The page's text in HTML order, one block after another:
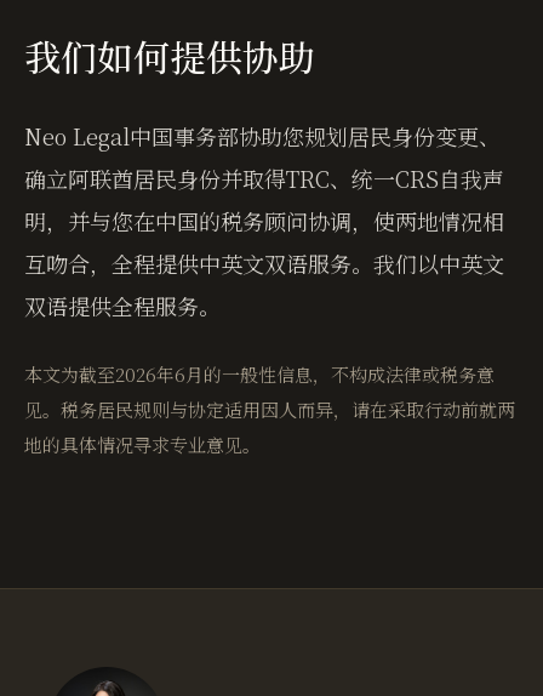
我们如何提供协助
Neo Legal中国事务部协助您规划居民身份变更、
确立阿联酋居民身份并取得TRC、统一CRS自我声
明，并与您在中国的税务顾问协调，使两地情况相
互吻合，全程提供中英文双语服务。我们以中英文
双语提供全程服务。
本文为截至2026年6月的一般性信息，不构成法律或税务意
见。税务居民规则与协定适用因人而异，请在采取行动前就两
地的具体情况寻求专业意见。